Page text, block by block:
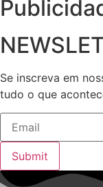
Se inscreva em
tudo o que
Submit